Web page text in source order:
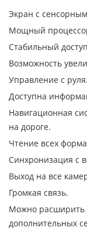
Экран с
Мощный
Стабильный
Возможность
Управление с руля.
Доступна
Навигационная
на дороге.
Чтение всех
Синхронизация с
Выход на все
Громкая связь.
Можно расширить
дополнительных